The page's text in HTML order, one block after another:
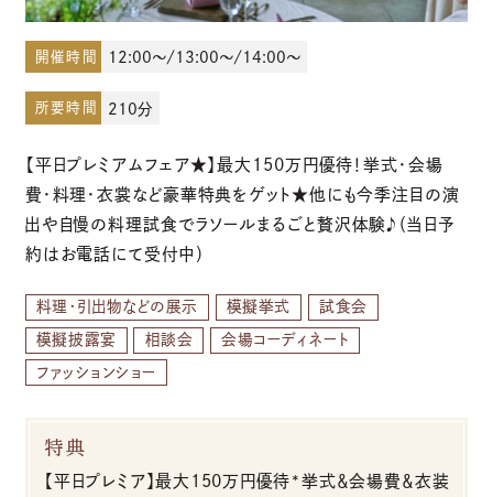
ブライダルフェア
お電話でのご予約・お問い合わせ
096-319-2022
平日12:00-19:00
土日祝9:00-19:00（火・水曜日定休）
開催時間 12:00～/13:00～/14:00～
所要時間 210分
【平日プレミアムフェア★】最大150万円優待！挙式・会場
費・料理・衣裳など豪華特典をゲット★他にも今季注目の演
出や自慢の料理試食でラソールまるごと贅沢体験♪（当日予
約はお電話にて受付中）
料理・引出物などの展示 模擬挙式 試食会
模擬披露宴 相談会 会場コーディネート
ファッションショー
特典
【平日プレミア】最大150万円優待*挙式＆会場費＆衣装